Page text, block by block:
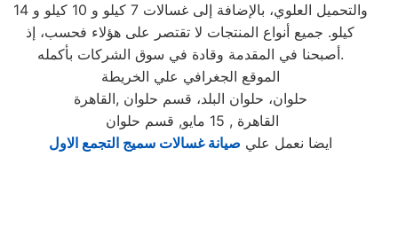
والتحميل العلوي، بالإضافة إلى غسالات 7 كيلو و 10 كيلو و 14
كيلو. جميع أنواع المنتجات لا تقتصر على هؤلاء فحسب، إذ
أصبحنا في المقدمة وقادة في سوق الشركات بأكمله.
الموقع الجغرافي علي الخريطة
حلوان، حلوان البلد، قسم حلوان ,القاهرة
القاهرة , 15 مايو, قسم حلوان
ايضا نعمل علي صيانة غسالات سميج التجمع الاول